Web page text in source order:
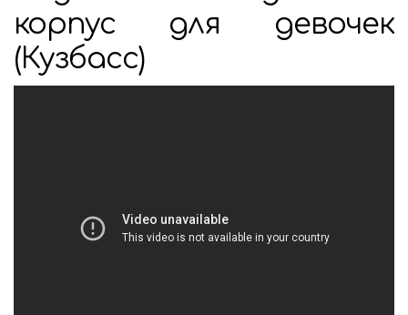
корпус для девочек
(Кузбасс)